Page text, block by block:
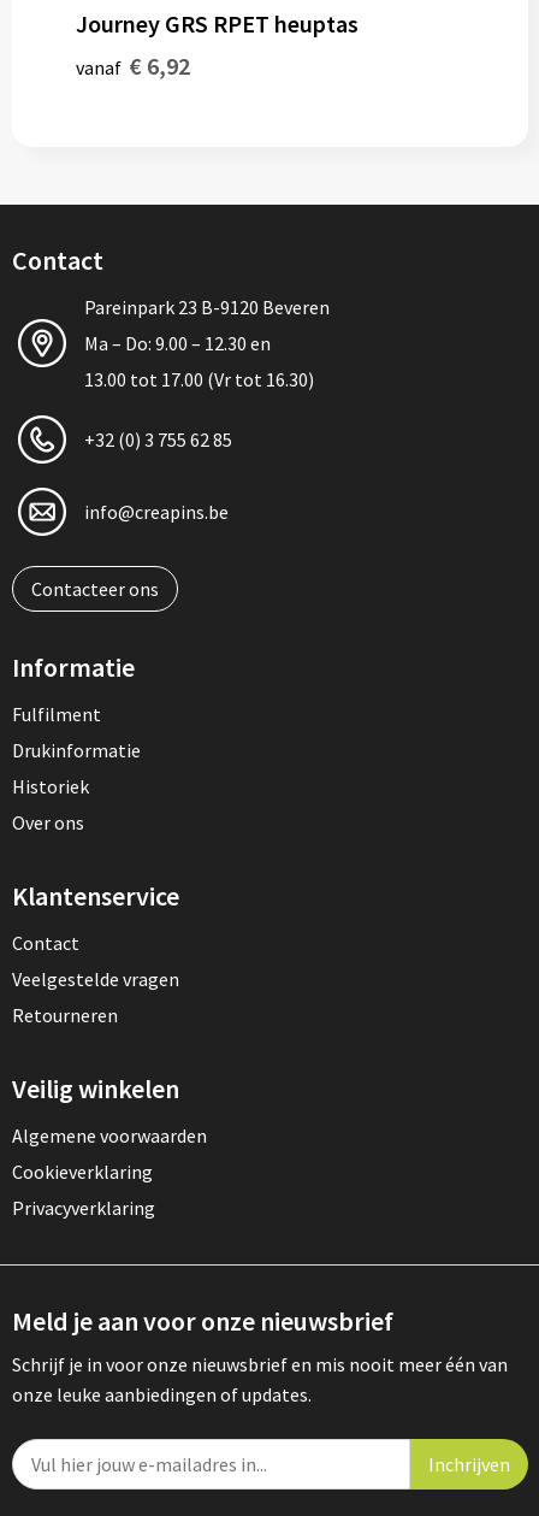
Journey GRS RPET heuptas
vanaf € 6,92
Contact
Pareinpark 23 B-9120 Beveren
Ma – Do: 9.00 – 12.30 en
13.00 tot 17.00 (Vr tot 16.30)
+32 (0) 3 755 62 85
info@creapins.be
Contacteer ons
Informatie
Fulfilment
Drukinformatie
Historiek
Over ons
Klantenservice
Contact
Veelgestelde vragen
Retourneren
Veilig winkelen
Algemene voorwaarden
Cookieverklaring
Privacyverklaring
Meld je aan voor onze nieuwsbrief
Schrijf je in voor onze nieuwsbrief en mis nooit meer één van
onze leuke aanbiedingen of updates.